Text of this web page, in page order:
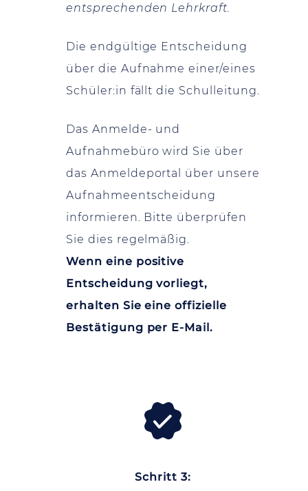
entsprechenden Lehrkraft.
Die endgültige Entscheidung
über die Aufnahme einer/eines
Schüler:in fällt die Schulleitung.
Das Anmelde- und
Aufnahmebüro wird Sie über
das Anmeldeportal über unsere
Aufnahmeentscheidung
informieren. Bitte überprüfen
Sie dies regelmäßig.
Wenn eine positive
Entscheidung vorliegt,
erhalten Sie eine offizielle
Bestätigung per E-Mail.
Schritt 3: